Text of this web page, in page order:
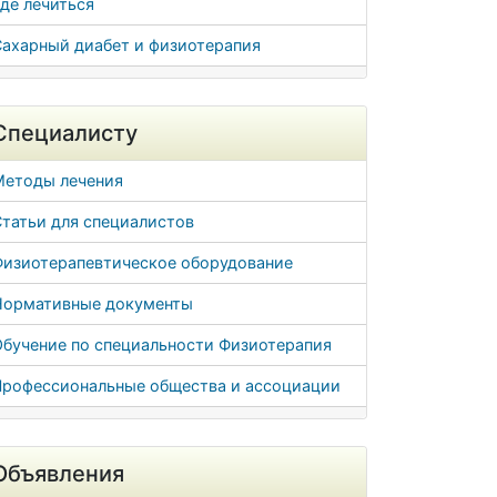
лечиться
диабет и физиотерапия
лечения
для специалистов
оборудование
документы
по специальности Физиотерапия
общества и ассоциации